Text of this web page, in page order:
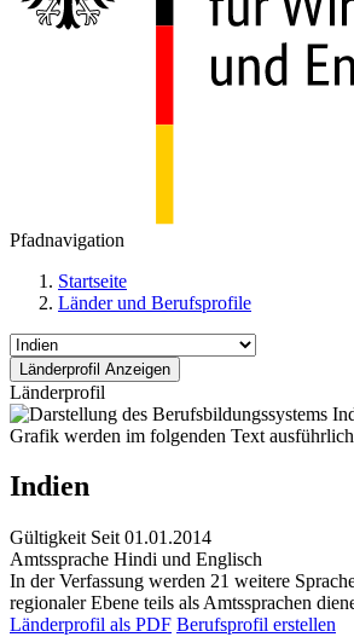
Pfadnavigation
Startseite
Länder und Berufsprofile
Länderprofil
Indien
Gültigkeit Seit 01.01.2014
Amtssprache Hindi und Englisch
In der Verfassung werden 21 weitere
regionaler Ebene teils als Amtssprachen
Länderprofil als PDF Berufsprofil erstellen